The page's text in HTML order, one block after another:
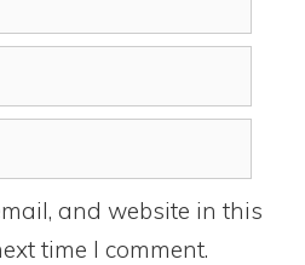
and website in this
time I comment.